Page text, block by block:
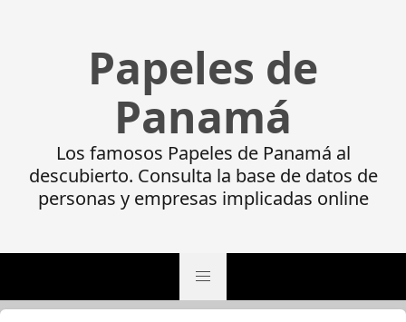
Papeles de
Panamá
Los famosos Papeles de Panamá al
descubierto. Consulta la base de datos de
personas y empresas implicadas online